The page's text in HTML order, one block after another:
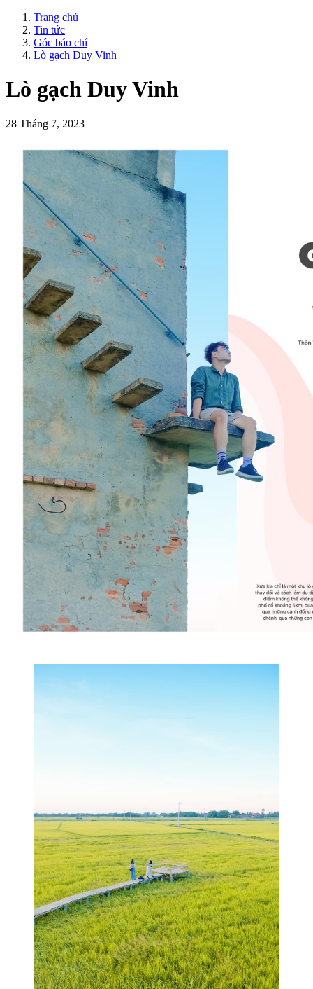
Trang chủ
Tin tức
Góc báo chí
Lò gạch Duy Vinh
Lò gạch Duy Vinh
28 Tháng 7, 2023